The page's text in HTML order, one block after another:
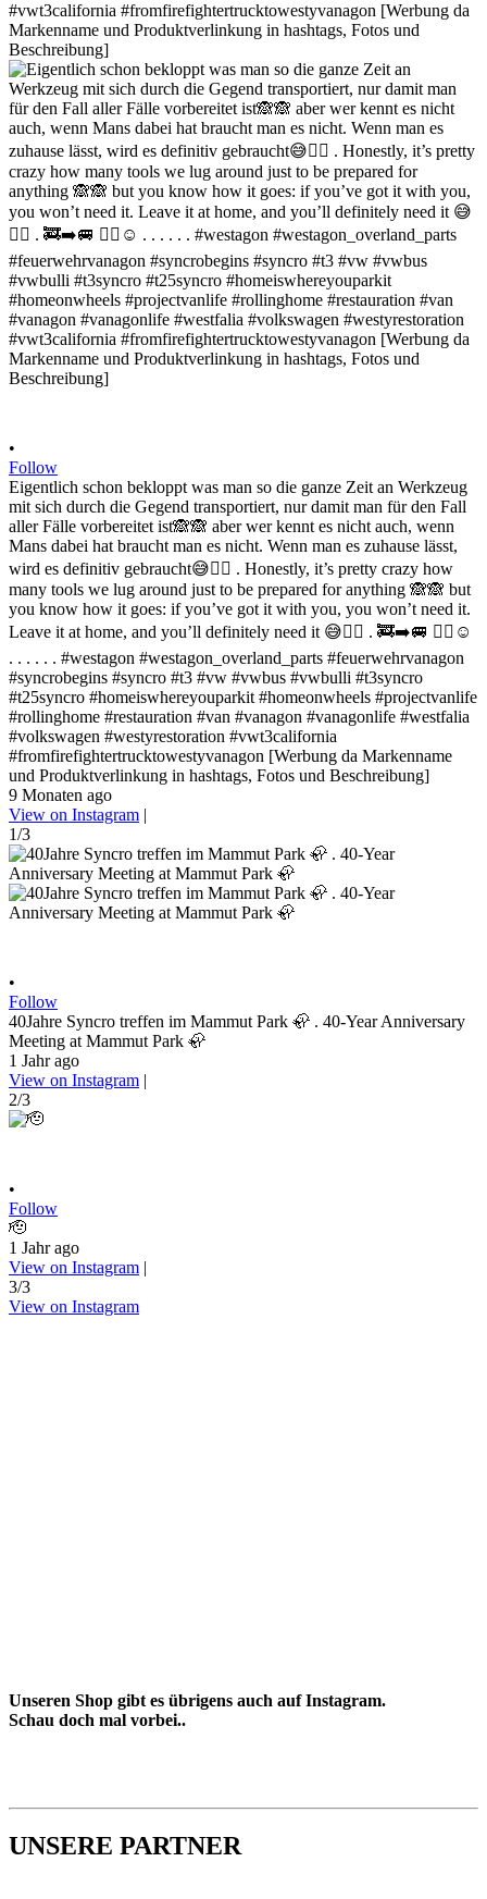
•
Follow
Eigentlich schon bekloppt was man so die ganze Zeit an Werkzeug
mit sich durch die Gegend transportiert, nur damit man für den Fall
aller Fälle vorbereitet ist🙈🙈 aber wer kennt es nicht auch, wenn
Mans dabei hat braucht man es nicht. Wenn man es zuhause lässt,
wird es definitiv gebraucht😅✌🏻 . Honestly, it’s pretty crazy how
many tools we lug around just to be prepared for anything 🙈🙈 but
you know how it goes: if you’ve got it with you, you won’t need it.
Leave it at home, and you’ll definitely need it 😅✌🏻 . 🚒➡️🚐 ✌🏻☺️
. . . . . . #westagon #westagon_overland_parts #feuerwehrvanagon
#syncrobegins #syncro #t3 #vw #vwbus #vwbulli #t3syncro
#t25syncro #homeiswhereyouparkit #homeonwheels #projectvanlife
#rollinghome #restauration #van #vanagon #vanagonlife #westfalia
#volkswagen #westyrestoration #vwt3california
#fromfirefightertrucktowestyvanagon [Werbung da Markenname
und Produktverlinkung in hashtags, Fotos und Beschreibung]
9 Monaten ago
View on Instagram |
1/3
•
Follow
40Jahre Syncro treffen im Mammut Park 🦣 . 40-Year Anniversary
Meeting at Mammut Park 🦣
1 Jahr ago
View on Instagram |
2/3
•
Follow
🫡
1 Jahr ago
View on Instagram |
3/3
View on Instagram
Unseren Shop gibt es übrigens auch auf Instagram.
Schau doch mal vorbei..
UNSERE PARTNER